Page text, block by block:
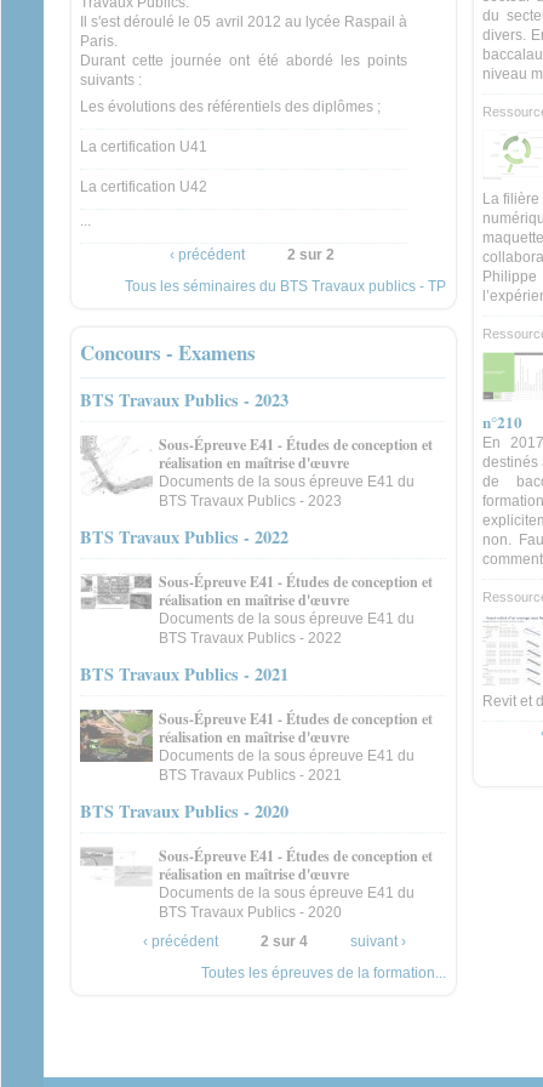
Il s'est déroulé le 05 avril 2012 au lycée Raspail à
Paris.
Durant cette journée ont été abordé les points
suivants :
Les évolutions des référentiels des diplômes ;
La certification U41
La certification U42
...
‹ précédent
2 sur 2
Tous les séminaires du BTS Travaux publics - TP
Concours - Examens
BTS Travaux Publics - 2023
Sous-Épreuve E41 - Études de conception et
réalisation en maîtrise d'œuvre
Documents de la sous épreuve E41 du
BTS Travaux Publics - 2023
BTS Travaux Publics - 2022
Sous-Épreuve E41 - Études de conception et
réalisation en maîtrise d'œuvre
Documents de la sous épreuve E41 du
BTS Travaux Publics - 2022
BTS Travaux Publics - 2021
Sous-Épreuve E41 - Études de conception et
réalisation en maîtrise d'œuvre
Documents de la sous épreuve E41 du
BTS Travaux Publics - 2021
BTS Travaux Publics - 2020
Sous-Épreuve E41 - Études de conception et
réalisation en maîtrise d'œuvre
Documents de la sous épreuve E41 du
BTS Travaux Publics - 2020
‹ précédent
2 sur 4
suivant ›
Toutes les épreuves de la formation...
du
divers.
niveau
La
n°210
En
destinés
de
non.
Revit et